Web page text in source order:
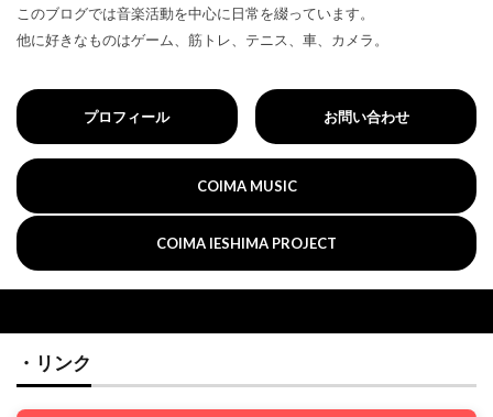
このブログでは音楽活動を中心に日常を綴っています。
他に好きなものはゲーム、筋トレ、テニス、車、カメラ。
プロフィール お問い合わせ
COIMA MUSIC
COIMA IESHIMA PROJECT
・リンク